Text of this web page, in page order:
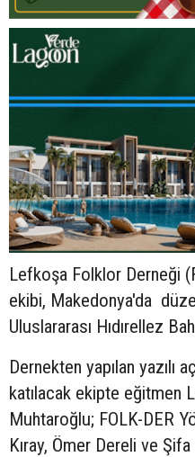
Lefkoşa Folklor Derneği
ekibi, Makedonya'da
Uluslararası Hıdırellez
Dernekten yapılan yazılı
katılacak ekipte eğitmen
Muhtaroğlu; FOLK-DER
Kıray, Ömer Dereli ve